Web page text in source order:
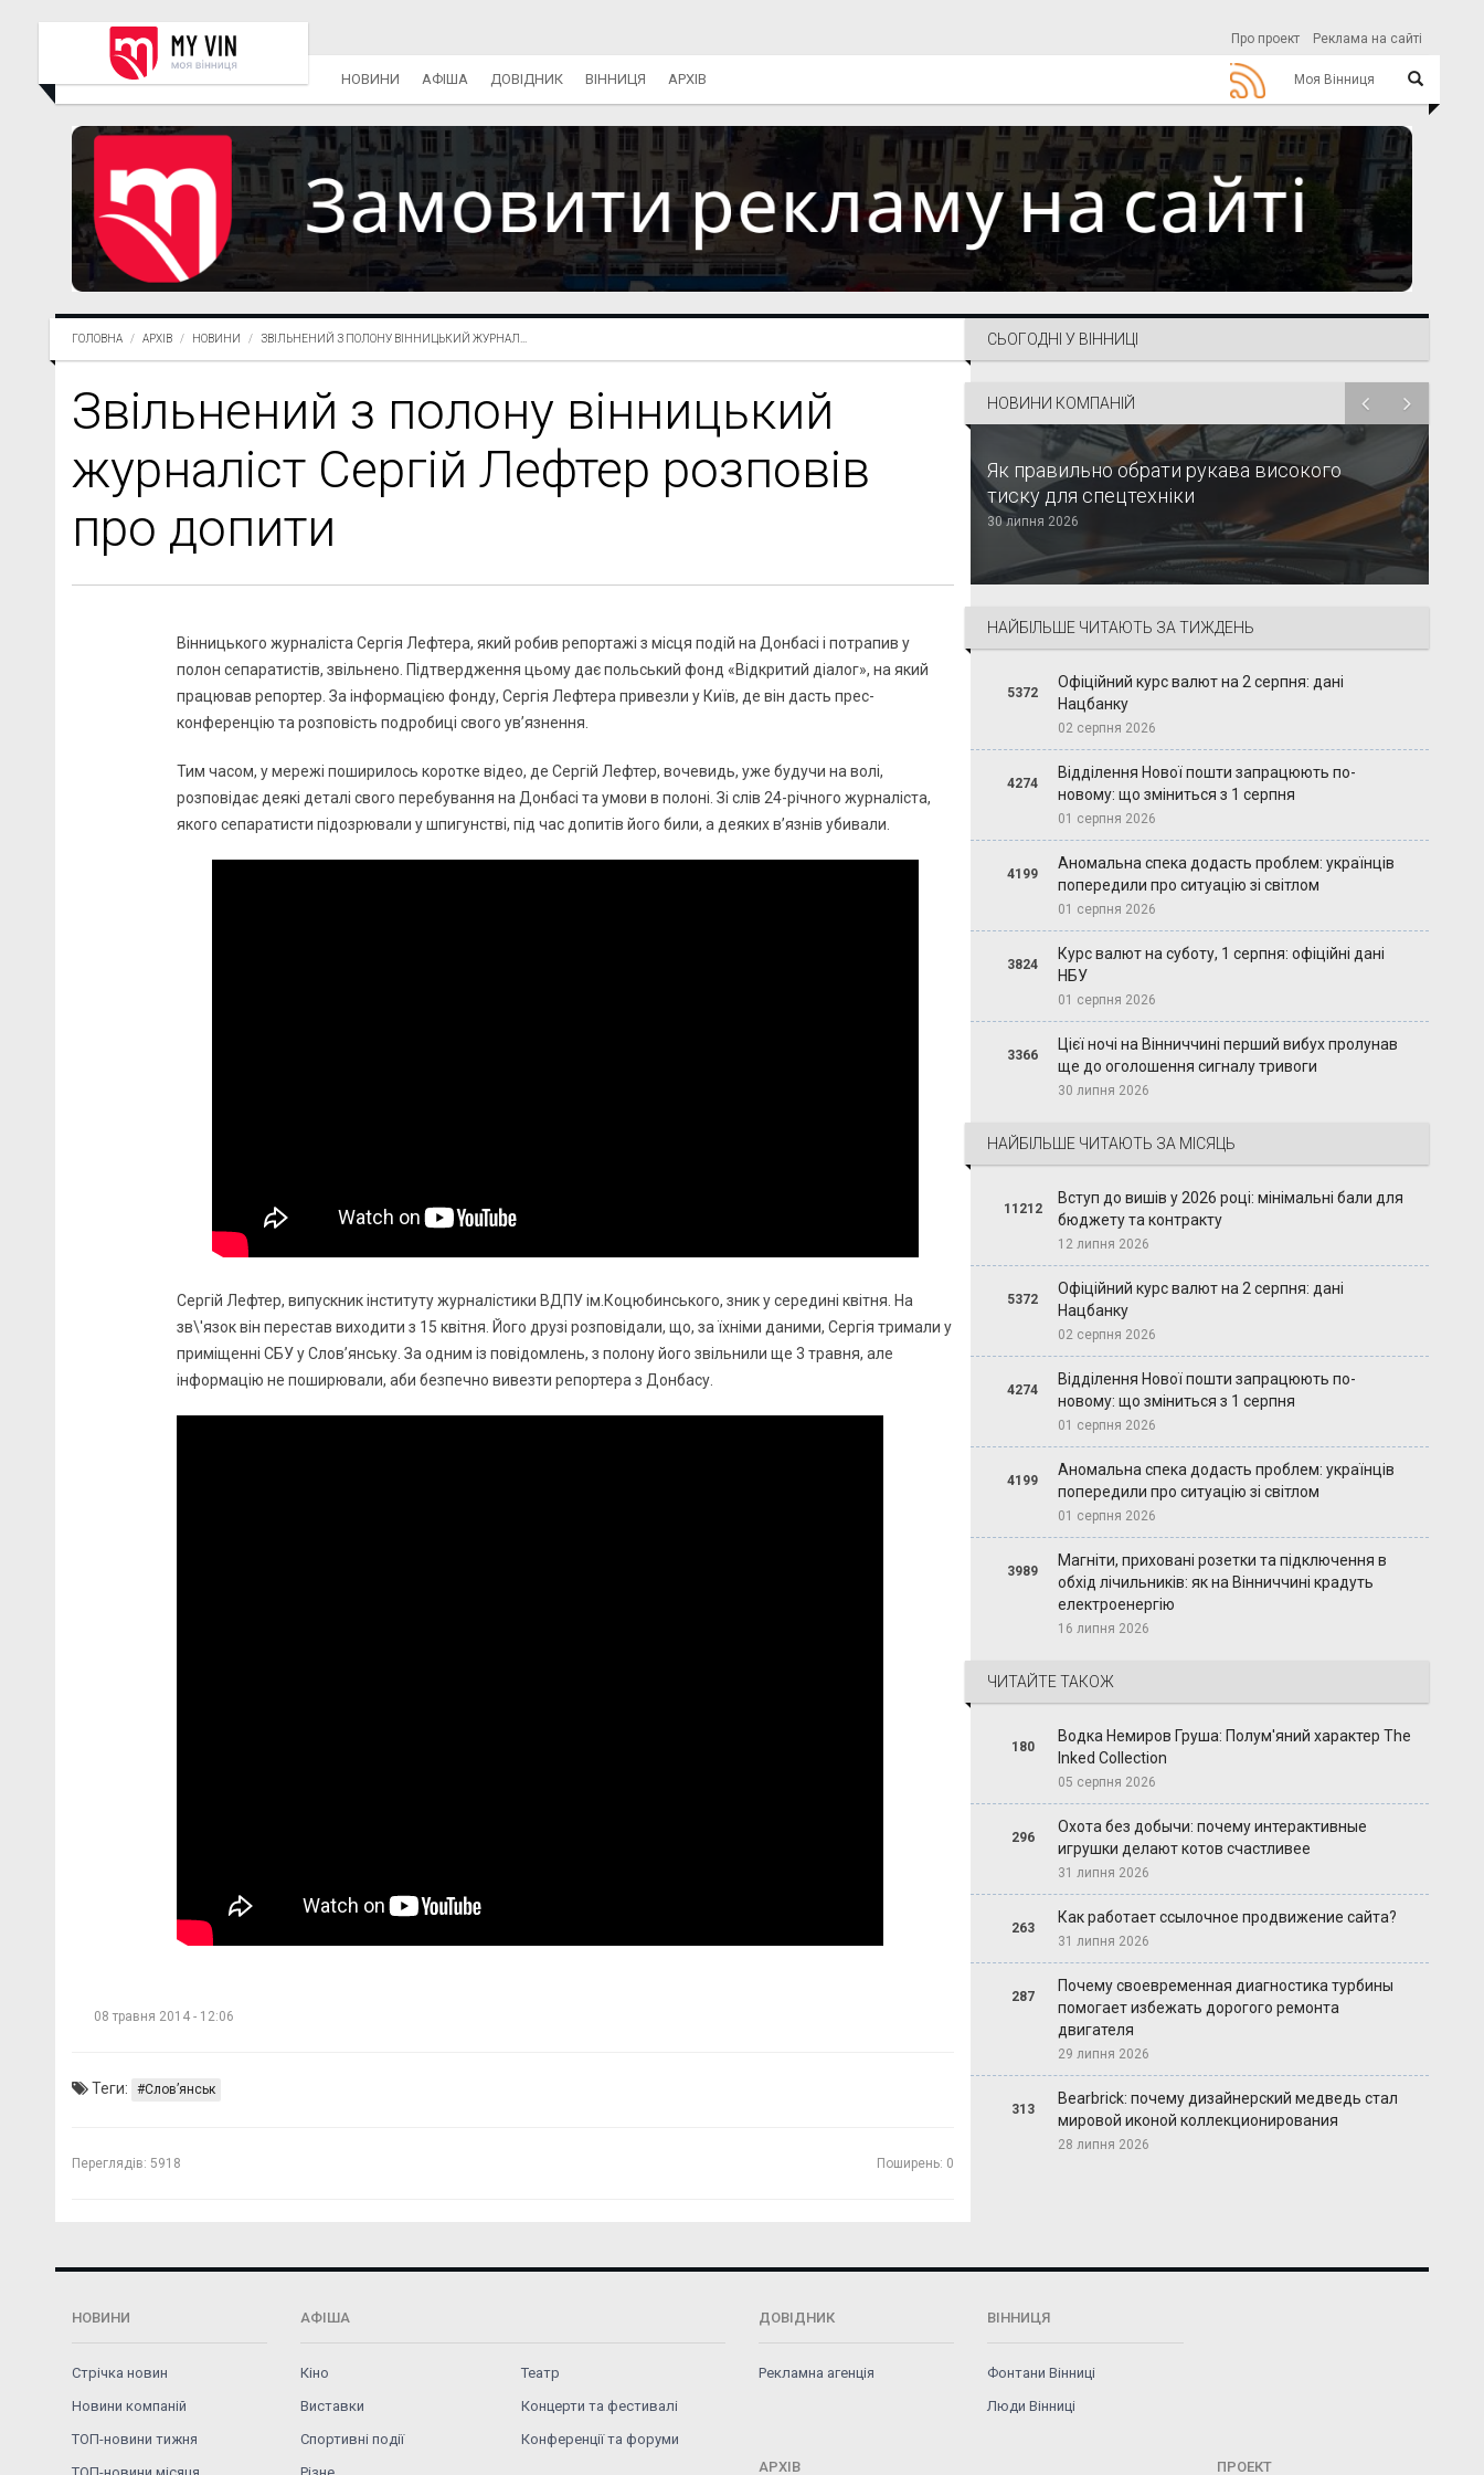
Про проект Реклама на сайті
Моя Вінниця
НОВИНИ АФІША ДОВІДНИК ВІННИЦЯ АРХІВ
ГОЛОВНА АРХІВ НОВИНИ ЗВІЛЬНЕНИЙ З ПОЛОНУ ВІННИЦЬКИЙ ЖУРНАЛ...
Звільнений з полону вінницький
журналіст Сергій Лефтер розповів
про допити
Вінницького журналіста Сергія Лефтера, який робив репортажі з місця подій на Донбасі і потрапив у
полон сепаратистів, звільнено. Підтвердження цьому дає польський фонд «Відкритий діалог», на який
працював репортер. За інформацією фонду, Сергія Лефтера привезли у Київ, де він дасть прес-
конференцію та розповість подробиці свого ув’язнення.
Тим часом, у мережі поширилось коротке відео, де Сергій Лефтер, вочевидь, уже будучи на волі,
розповідає деякі деталі свого перебування на Донбасі та умови в полоні. Зі слів 24-річного журналіста,
якого сепаратисти підозрювали у шпигунстві, під час допитів його били, а деяких в’язнів убивали.
Сергій Лефтер, випускник інституту журналістики ВДПУ ім.Коцюбинського, зник у середині квітня. На
зв\'язок він перестав виходити з 15 квітня. Його друзі розповідали, що, за їхніми даними, Сергія тримали у
приміщенні СБУ у Слов’янську. За одним із повідомлень, з полону його звільнили ще 3 травня, але
інформацію не поширювали, аби безпечно вивезти репортера з Донбасу.
08 травня 2014 - 12:06
Теги: Слов’янськ
Переглядів: 5918 Поширень: 0
СЬОГОДНІ У ВІННИЦІ
НОВИНИ КОМПАНІЙ
Як правильно обрати рукава високого
тиску для спецтехніки
30 липня 2026
НАЙБІЛЬШЕ ЧИТАЮТЬ ЗА ТИЖДЕНЬ
5372
Офіційний курс валют на 2 серпня: дані
Нацбанку
02 серпня 2026
4274
Відділення Нової пошти запрацюють по-
новому: що зміниться з 1 серпня
01 серпня 2026
4199
Аномальна спека додасть проблем: українців
попередили про ситуацію зі світлом
01 серпня 2026
3824
Курс валют на суботу, 1 серпня: офіційні дані
НБУ
01 серпня 2026
3366
Цієї ночі на Вінниччині перший вибух пролунав
ще до оголошення сигналу тривоги
30 липня 2026
НАЙБІЛЬШЕ ЧИТАЮТЬ ЗА МІСЯЦЬ
11212
Вступ до вишів у 2026 році: мінімальні бали для
бюджету та контракту
12 липня 2026
5372
Офіційний курс валют на 2 серпня: дані
Нацбанку
02 серпня 2026
4274
Відділення Нової пошти запрацюють по-
новому: що зміниться з 1 серпня
01 серпня 2026
4199
Аномальна спека додасть проблем: українців
попередили про ситуацію зі світлом
01 серпня 2026
3989
Магніти, приховані розетки та підключення в
обхід лічильників: як на Вінниччині крадуть
електроенергію
16 липня 2026
ЧИТАЙТЕ ТАКОЖ
180
Водка Немиров Груша: Полум'яний характер The
Inked Collection
05 серпня 2026
296
Охота без добычи: почему интерактивные
игрушки делают котов счастливее
31 липня 2026
263
Как работает ссылочное продвижение сайта?
31 липня 2026
287
Почему своевременная диагностика турбины
помогает избежать дорогого ремонта
двигателя
29 липня 2026
313
Bearbrick: почему дизайнерский медведь стал
мировой иконой коллекционирования
28 липня 2026
НОВИНИ
Стрічка новин
Новини компаній
ТОП-новини тижня
АФІША
Кіно
Театр
Виставки
Концерти та фестивалі
Спортивні події
Конференції та форуми
ДОВІДНИК
Рекламна агенція
ВІННИЦЯ
Фонтани Вінниці
Люди Вінниці
АРХІВ ПРОЕКТ